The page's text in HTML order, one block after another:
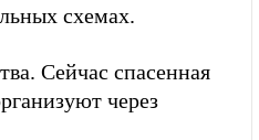
схемах.
Сейчас спасенная
через